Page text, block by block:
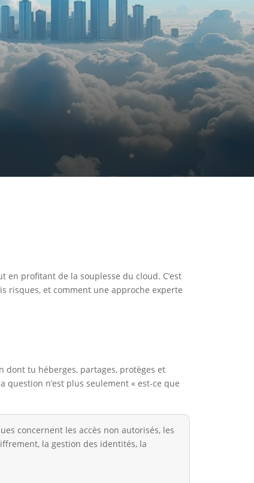
profitant de la souplesse du cloud. C’est
risques, et comment une approche experte
dont tu héberges, partages, protèges et
question n’est plus seulement « est-ce que
concernent les accès non autorisés, les
la gestion des identités, la